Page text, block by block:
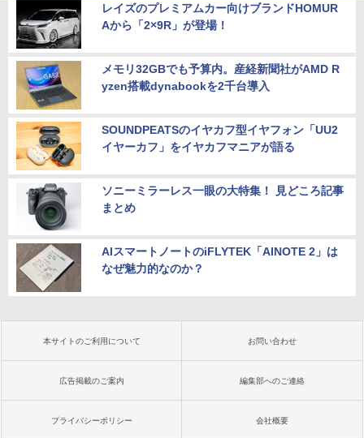
レイズのプレミアムカー向けブランドHOMUR
Aから「2×9R」が登場！
メモリ32GBでも予算内。産経新聞社がAMD R
yzen搭載dynabookを2千台導入
SOUNDPEATSのイヤカフ型イヤフォン「UU2
イヤーカフ」をイヤカフマニアが語る
ソニーミラーレス一眼の大特集！ 見どころ記事
まとめ
AIスマートノートのiFLYTEK「AINOTE 2」は
なぜ魅力的なのか？
本サイトのご利用について お問い合わせ
広告掲載のご案内 編集部へのご連絡
プライバシーポリシー 会社概要